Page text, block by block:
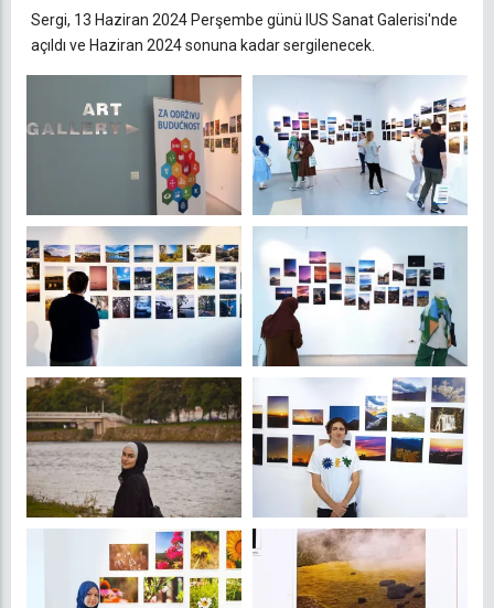
Sergi, 13 Haziran 2024 Perşembe günü IUS Sanat Galerisi'nde
açıldı ve Haziran 2024 sonuna kadar sergilenecek.